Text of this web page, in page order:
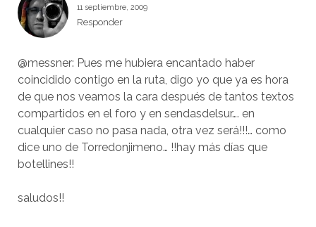
11 septiembre, 2009
Responder
@messner: Pues me hubiera encantado haber
coincidido contigo en la ruta, digo yo que ya es hora
de que nos veamos la cara después de tantos textos
compartidos en el foro y en sendasdelsur…. en
cualquier caso no pasa nada, otra vez será!!!… como
dice uno de Torredonjimeno… !!hay más días que
botellines!!
saludos!!